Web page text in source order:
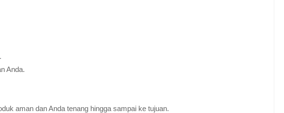
Anda.
aman dan Anda tenang hingga sampai ke tujuan.